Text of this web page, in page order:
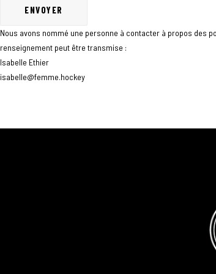
Nous avons nommé une personne à contacter à propos des
renseignement peut être transmise :
Isabelle Ethier
isabelle@femme.hockey